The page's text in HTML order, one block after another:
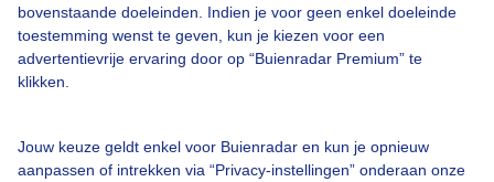
bovenstaande doeleinden. Indien je voor geen enkel doeleinde
toestemming wenst te geven, kun je kiezen voor een
advertentievrije ervaring door op “Buienradar Premium” te
klikken.
Jouw keuze geldt enkel voor Buienradar en kun je opnieuw
aanpassen of intrekken via “Privacy-instellingen” onderaan onze
Toegankelijkheid
Gebruikersvoorwaarden
Adverteren
Privacy beleid